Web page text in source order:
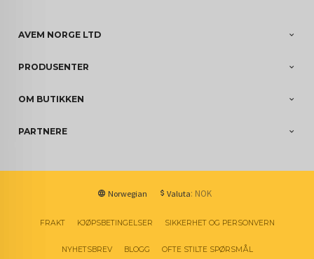
AVEM NORGE LTD
PRODUSENTER
OM BUTIKKEN
PARTNERE
Norwegian Valuta: NOK
FRAKT KJØPSBETINGELSER SIKKERHET OG PERSONVERN
NYHETSBREV BLOGG OFTE STILTE SPØRSMÅL